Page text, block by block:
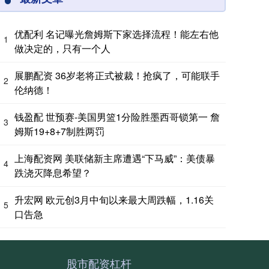
1
优配利 名记曝光詹姆斯下家选择流程！能左右他
做决定的，只有一个人
2 展鹏配资 36岁老将正式被裁！抢疯了，可能联手
伦纳德！
3 钱盈配 世预赛-美国男篮1分险胜墨西哥锁第一 詹
姆斯19+8+7制胜两罚
4 上海配资网 美联储新主席遭遇“下马威”：美债暴
跌浇灭降息希望？
5 升宏网 欧元创3月中旬以来最大周跌幅，1.16关
口告急
股市配资杠杆